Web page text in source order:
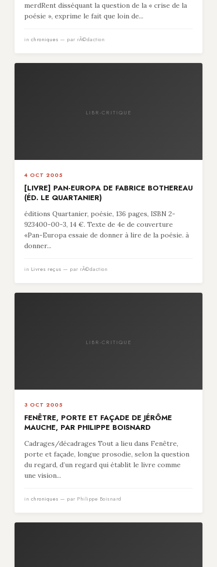
merdRent disséquant la question de la « crise de la
poésie », exprime le fait que loin de...
in chroniques — par rÃ©daction
LIBR-CRITIQUE
4 OCT 2005
[LIVRE] PAN-EUROPA DE FABRICE BOTHEREAU
(ÉD. LE QUARTANIER)
éditions Quartanier, poésie, 136 pages, ISBN 2-
923400-00-3, 14 €. Texte de 4e de couverture
«Pan-Europa essaie de donner à lire de la poésie. à
donner...
in Livres reçus — par rÃ©daction
LIBR-CRITIQUE
3 OCT 2005
FENÊTRE, PORTE ET FAÇADE DE JÉRÔME
MAUCHE, PAR PHILIPPE BOISNARD
Cadrages/décadrages Tout a lieu dans Fenêtre,
porte et façade, longue prosodie, selon la question
du regard, d’un regard qui établit le livre comme
une vision...
in chroniques — par Philippe Boisnard